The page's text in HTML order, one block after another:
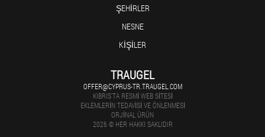
ŞEHIRLER
NESNE
KIŞILER
TRAUGEL
OFFER@CYPRUS-TR.TRAUGEL.COM
KIBRIS'TA RESMI WEB SITESI
EKLEMLERIN TEDAVISI VE ÖNLENMESI
ORJINAL ÜRÜN
2026 © HER HAKKI SAKLIDIR